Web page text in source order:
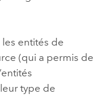
les entités de
(qui a permis de
type de